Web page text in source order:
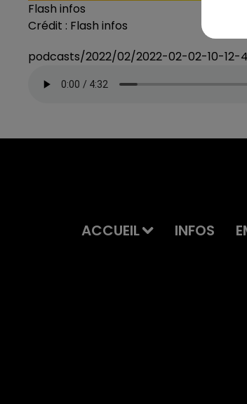
Flash infos
Crédit : Flash infos
podcasts/2022/02/2022-02-02-10-12-
ACCUEIL INFOS